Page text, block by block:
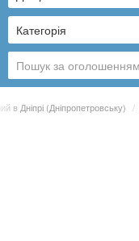
Категорія
в Дніпрі (Дніпропетровську) /